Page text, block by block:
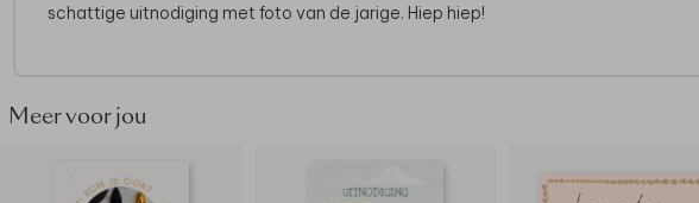
schattige uitnodiging met foto van de jarige. Hiep hiep!
Meer voor jou